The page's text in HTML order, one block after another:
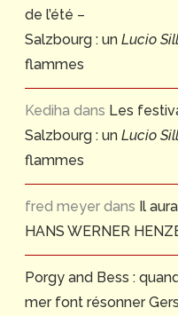
de l’été –
Salzbourg : un Lucio
flammes
Kediha dans Les
Salzbourg : un Lucio
flammes
fred meyer dans Il
HANS WERNER
Porgy and Bess :
mer font résonner